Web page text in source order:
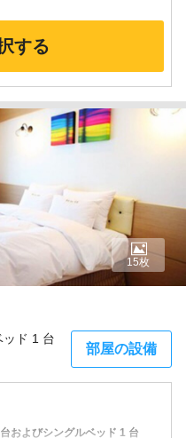
する
ッド 1 台
部屋の設備
15枚
およびシングルベッド 1 台